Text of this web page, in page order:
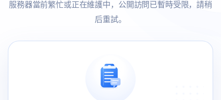
服務器當前繁忙或正在維護中，公開訪問已暫時受限，請稍
后重試。